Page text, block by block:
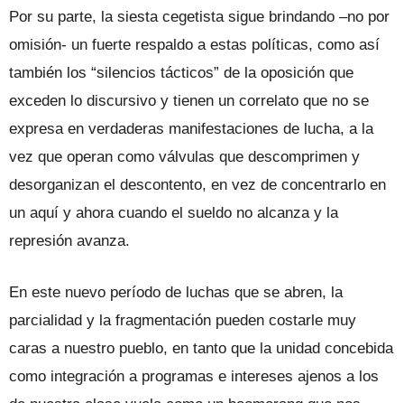
Por su parte, la siesta cegetista sigue brindando –no por
omisión- un fuerte respaldo a estas políticas, como así
también los “silencios tácticos” de la oposición que
exceden lo discursivo y tienen un correlato que no se
expresa en verdaderas manifestaciones de lucha, a la
vez que operan como válvulas que descomprimen y
desorganizan el descontento, en vez de concentrarlo en
un aquí y ahora cuando el sueldo no alcanza y la
represión avanza.
En este nuevo período de luchas que se abren, la
parcialidad y la fragmentación pueden costarle muy
caras a nuestro pueblo, en tanto que la unidad concebida
como integración a programas e intereses ajenos a los